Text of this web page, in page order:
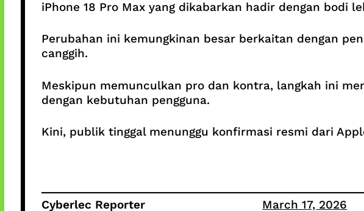
iPhone 18 Pro Max yang dikabarkan hadir dengan
Perubahan ini kemungkinan besar berkaitan dengan
canggih.
Meskipun memunculkan pro dan kontra, langkah ini
dengan kebutuhan pengguna.
Kini, publik tinggal menunggu konfirmasi resmi dari
Cyberlec Reporter March 17, 2026